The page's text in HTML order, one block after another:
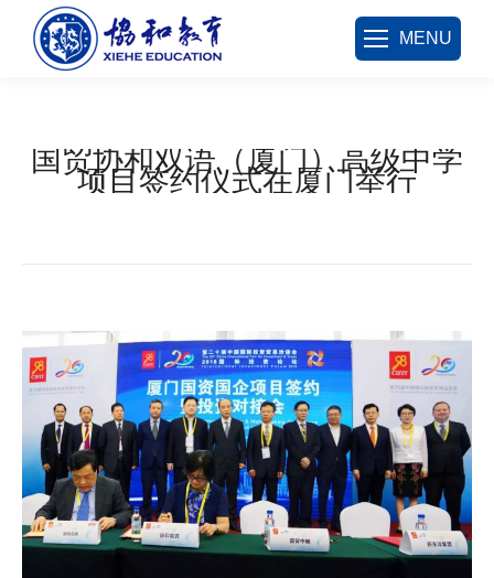
MENU
国贸协和双语（厦门）高级中学
项目签约仪式在厦门举行